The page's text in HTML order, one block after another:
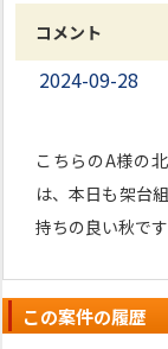
コメント
2024-09-28
こちらのA様の
は、本日も架台
持ちの良い秋で
この案件の履歴